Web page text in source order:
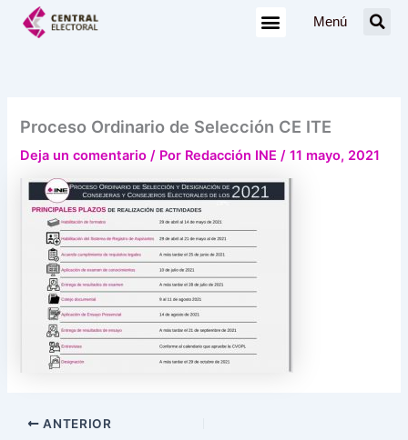
Menú
Proceso Ordinario de Selección CE ITE
Deja un comentario / Por Redacción INE/11 mayo, 2021
ANTERIOR